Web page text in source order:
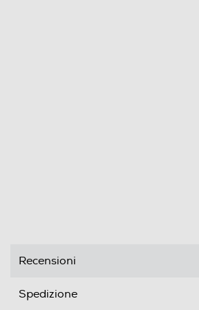
Recensioni
Spedizione